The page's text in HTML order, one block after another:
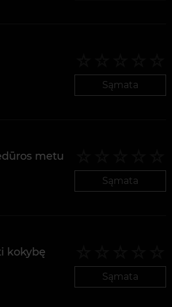
Sąmata
metu
Sąmata
kokybę
Sąmata